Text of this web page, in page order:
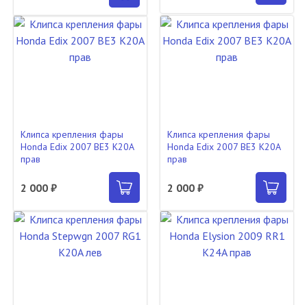
Клипса крепления фары
Honda Edix 2007 BE3 K20A
прав
2 000 ₽
Клипса крепления фары
Honda Edix 2007 BE3 K20A
прав
2 000 ₽